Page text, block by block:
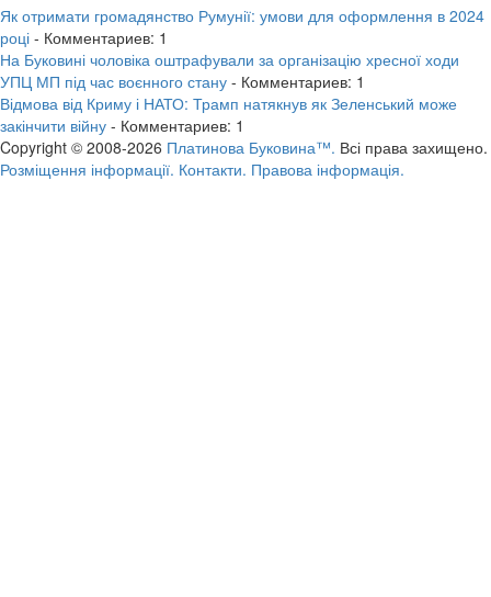
Як отримати громадянство Румунії: умови для оформлення в 2024
році - Комментариев: 1
На Буковині чоловіка оштрафували за організацію хресної ходи
УПЦ МП під час воєнного стану - Комментариев: 1
Відмова від Криму і НАТО: Трамп натякнув як Зеленський може
закінчити війну - Комментариев: 1
Copyright © 2008-2026 Платинова Буковина™. Всі права захищено.
Розміщення інформації. Контакти. Правова інформація.